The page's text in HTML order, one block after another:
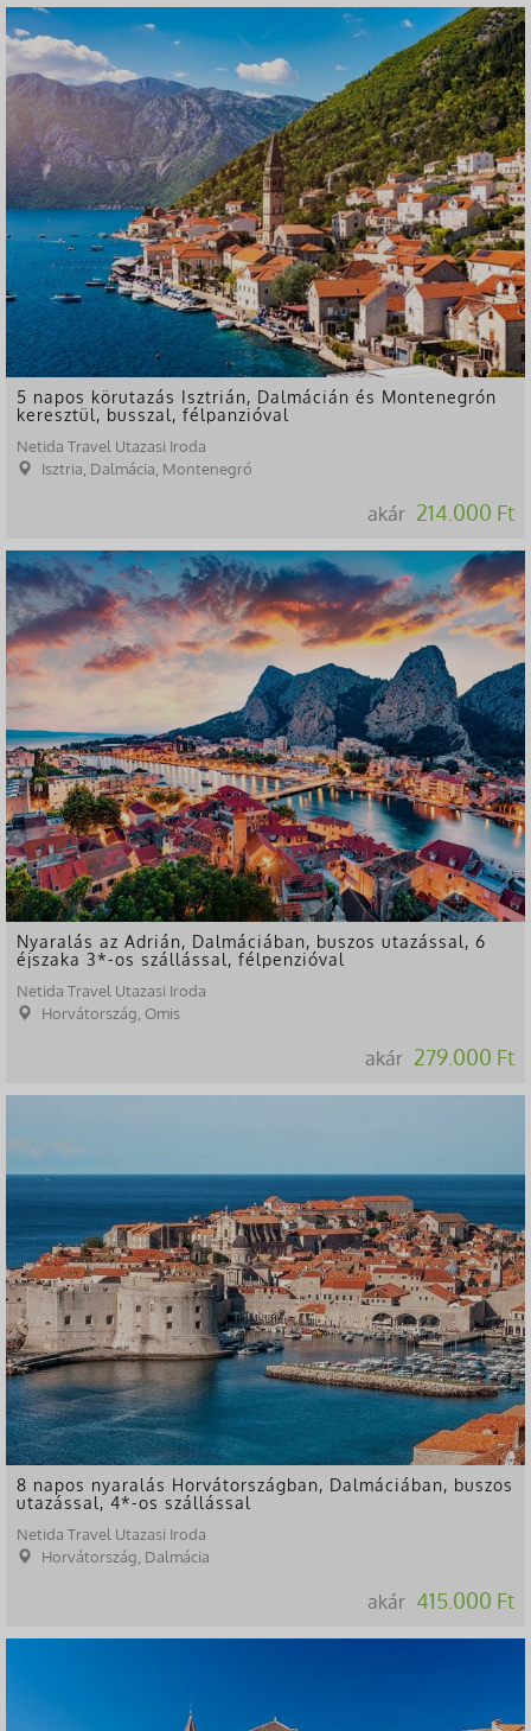
5 napos körutazás Isztrián, Dalmácián és Montenegrón
keresztül, busszal, félpanzióval
Netida Travel Utazasi Iroda
Isztria, Dalmácia, Montenegró
akár 214.000 Ft
Nyaralás az Adrián, Dalmáciában, buszos utazással, 6
éjszaka 3*-os szállással, félpenzióval
Netida Travel Utazasi Iroda
Horvátország, Omis
akár 279.000 Ft
8 napos nyaralás Horvátországban, Dalmáciában, buszos
utazással, 4*-os szállással
Netida Travel Utazasi Iroda
Horvátország, Dalmácia
akár 415.000 Ft